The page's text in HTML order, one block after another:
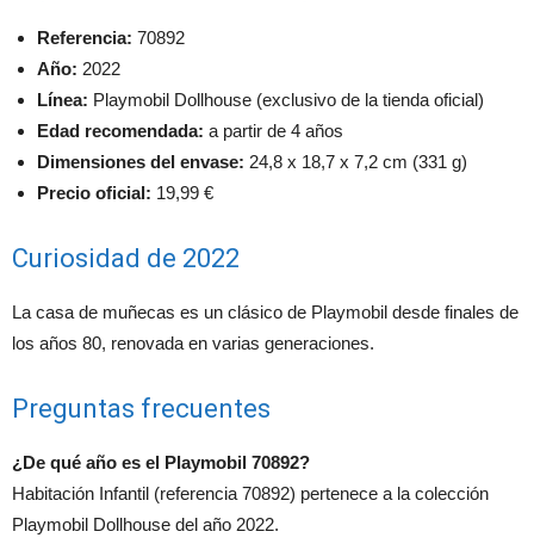
Referencia: 70892
Año: 2022
Línea: Playmobil Dollhouse (exclusivo de la tienda oficial)
Edad recomendada: a partir de 4 años
Dimensiones del envase: 24,8 x 18,7 x 7,2 cm (331 g)
Precio oficial: 19,99 €
Curiosidad de 2022
La casa de muñecas es un clásico de Playmobil desde finales de
los años 80, renovada en varias generaciones.
Preguntas frecuentes
¿De qué año es el Playmobil 70892?
Habitación Infantil (referencia 70892) pertenece a la colección
Playmobil Dollhouse del año 2022.